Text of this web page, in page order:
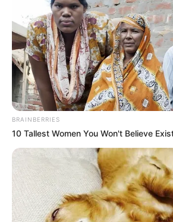
BRAINBERRIES
10 Tallest Women You Won't Believe